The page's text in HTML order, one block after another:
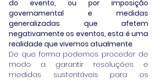
do evento, ou por imposição
governamental e medidas
generalizadas que afetem
negativamente os eventos, esta é uma
realidade que vivemos atualmente.
De que forma podemos proceder de
modo a garantir resoluções e
medidas sustentáveis para os